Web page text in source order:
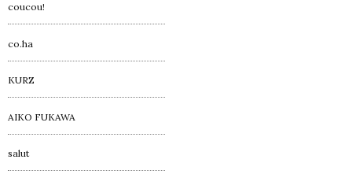
coucou!
co.ha
KURZ
AIKO FUKAWA
salut